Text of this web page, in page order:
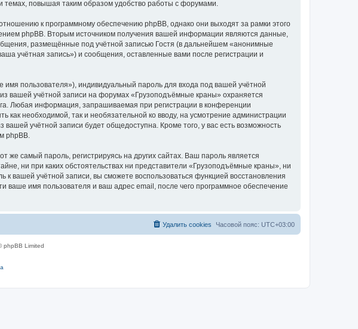
повышая таким образом удобство работы с форумами.
к программному обеспечению phpBB, однако они выходят за рамки этого
phpBB. Вторым источником получения вашей информации являются данные,
размещённые под учётной записью Гостя (в дальнейшем «анонимные
учётная запись») и сообщения, оставленные вами после регистрации и
пользователя»), индивидуальный пароль для входа под вашей учётной
учётной записи на форумах «Грузоподъёмные краны» охраняется
Любая информация, запрашиваемая при регистрации в конференции
необходимой, так и необязательной ко вводу, на усмотрение администрации
учётной записи будет общедоступна. Кроме того, у вас есть возможность
phpBB.
самый пароль, регистрируясь на других сайтах. Ваш пароль является
ни при каких обстоятельствах ни представители «Грузоподъёмные краны», ни
вашей учётной записи, вы сможете воспользоваться функцией восстановления
имя пользователя и ваш адрес email, после чего программное обеспечение
Часовой пояс: UTC+03:00
Удалить cookies
phpBB Limited